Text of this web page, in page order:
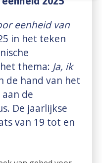
eenheid van
in het teken
thema: Ja, ik
de hand van het
de
De jaarlijkse
van 19 tot en